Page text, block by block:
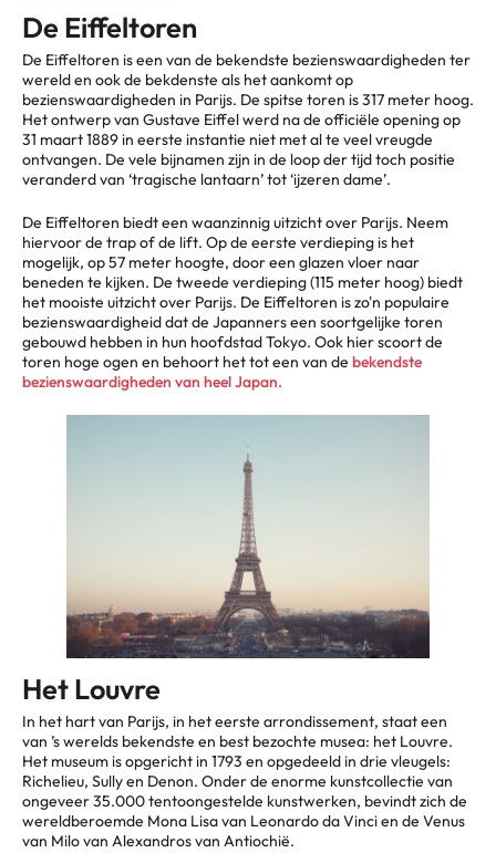
De Eiffeltoren
De Eiffeltoren is een van de bekendste bezienswaardigheden ter
wereld en ook de bekdenste als het aankomt op
bezienswaardigheden in Parijs. De spitse toren is 317 meter hoog.
Het ontwerp van Gustave Eiffel werd na de officiële opening op
31 maart 1889 in eerste instantie niet met al te veel vreugde
ontvangen. De vele bijnamen zijn in de loop der tijd toch positie
veranderd van ‘tragische lantaarn’ tot ‘ijzeren dame’.
De Eiffeltoren biedt een waanzinnig uitzicht over Parijs. Neem
hiervoor de trap of de lift. Op de eerste verdieping is het
mogelijk, op 57 meter hoogte, door een glazen vloer naar
beneden te kijken. De tweede verdieping (115 meter hoog) biedt
het mooiste uitzicht over Parijs. De Eiffeltoren is zo'n populaire
bezienswaardigheid dat de Japanners een soortgelijke toren
gebouwd hebben in hun hoofdstad Tokyo. Ook hier scoort de
toren hoge ogen en behoort het tot een van de bekendste
bezienswaardigheden van heel Japan.
Het Louvre
In het hart van Parijs, in het eerste arrondissement, staat een
van ’s werelds bekendste en best bezochte musea: het Louvre.
Het museum is opgericht in 1793 en opgedeeld in drie vleugels:
Richelieu, Sully en Denon. Onder de enorme kunstcollectie van
ongeveer 35.000 tentoongestelde kunstwerken, bevindt zich de
wereldberoemde Mona Lisa van Leonardo da Vinci en de Venus
van Milo van Alexandros van Antiochië.